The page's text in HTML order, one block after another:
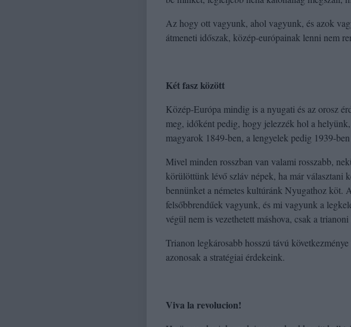
Az hogy ott vagyunk, ahol vagyunk, és azok
átmeneti időszak, közép-európainak lenni nem
Két fasz között
Közép-Európa mindig is a nyugati és az orosz
meg, időként pedig, hogy jelezzék hol a
magyarok 1849-ben, a lengyelek pedig 1939-
Mivel minden rosszban van valami rosszabb,
körülöttünk lévő szláv népek, ha már választani
bennünket a németes kultúránk Nyugathoz köt.
felsőbbrendűek vagyunk, és mi vagyunk a
végül nem is vezethetett máshova, csak a
Trianon legkárosabb hosszú távú
azonosak a stratégiai érdekeink.
Viva la revolucion!